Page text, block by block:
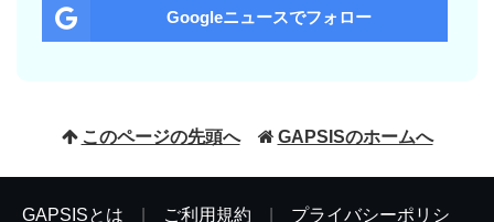
Googleニュースでフォロー
このページの先頭へ GAPSISのホームへ
GAPSISとは ご利用規約 プライバシーポリシ